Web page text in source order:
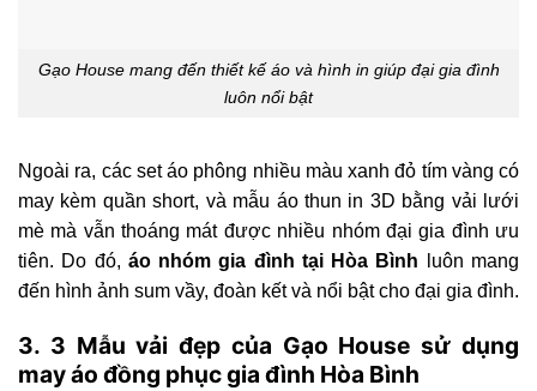
Gạo House mang đến thiết kế áo và hình in giúp đại gia đình
luôn nổi bật
Ngoài ra, các set áo phông nhiều màu xanh đỏ tím vàng có
may kèm quần short, và mẫu áo thun in 3D bằng vải lưới
mè mà vẫn thoáng mát được nhiều nhóm đại gia đình ưu
tiên. Do đó, áo nhóm gia đình tại Hòa Bình luôn mang
đến hình ảnh sum vầy, đoàn kết và nổi bật cho đại gia đình.
3. 3 Mẫu vải đẹp của Gạo House sử dụng
may áo đồng phục gia đình Hòa Bình